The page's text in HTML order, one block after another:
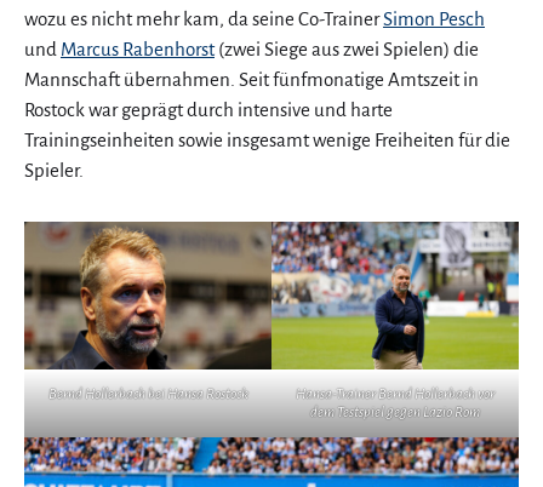
wozu es nicht mehr kam, da seine Co-TrainerSimon Pesch
und Marcus Rabenhorst(zwei Siege aus zwei Spielen) die
Mannschaft übernahmen. Seit fünfmonatige Amtszeit in
Rostock war geprägt durch intensive und harte
Trainingseinheiten sowie insgesamt wenige Freiheiten für die
Spieler.
Bernd Hollerbach bei Hansa Rostock
Hansa-Trainer Bernd Hollerbach vor
dem Testspiel gegen Lazio Rom